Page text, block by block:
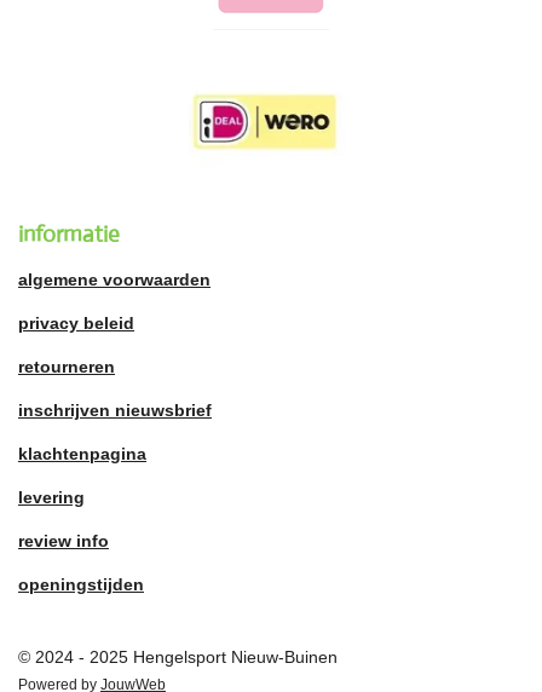
informatie
algemene voorwaarden
privacy beleid
retourneren
inschrijven nieuwsbrief
klachtenpagina
levering
review info
openingstijden
© 2024 - 2025 Hengelsport Nieuw-Buinen
Powered by JouwWeb